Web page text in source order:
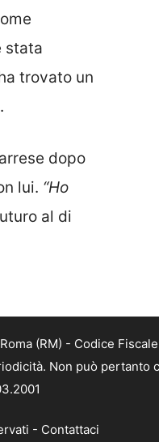
stata
trovato un
dopo
lui. “Ho
al di
(RM) - Codice
Non può
- Contattaci